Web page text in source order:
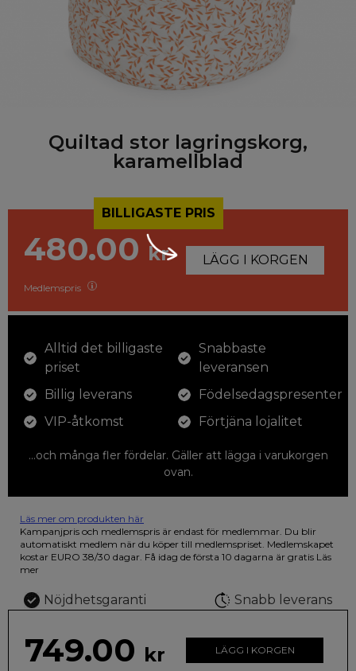
Quiltad stor lagringskorg,
karamellblad
BILLIGASTE PRIS
480.00 kr
Medlemspris
LÄGG I KORGEN
Alltid det billigaste
priset
Billig leverans
VIP-åtkomst
Snabbaste
leveransen
Födelsedagspresenter
Förtjäna lojalitet
...och många fler fördelar. Gäller att lägga i varukorgen
ovan.
Läs mer om produkten här
12 färgpennor som du kan färglägga dina teckningar med. På
illustrationen på den vackra askan finns fjärilar i vilda fluorescerande
färger.
Kampanjpris och medlemspris är endast för medlemmar. Du blir
automatiskt medlem när du köper till medlemspriset. Medlemskapet
kostar EURO 38/30 dagar. Få idag de första 10 dagarna är gratis Läs
mer
Nöjdhetsgaranti Snabb leverans
749.00 kr LÄGG I KORGEN